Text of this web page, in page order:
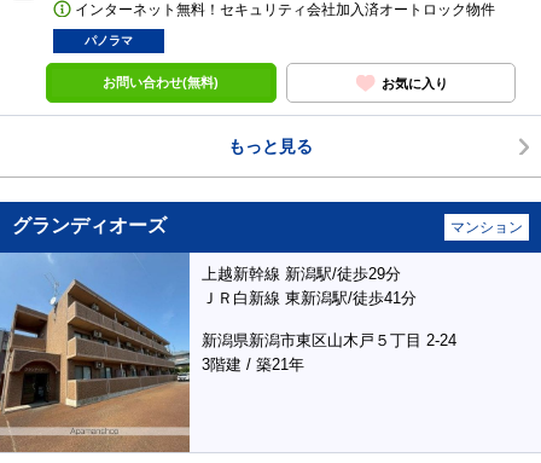
インターネット無料！セキュリティ会社加入済オートロック物件
パノラマ
お問い合わせ(無料) お気に入り
もっと見る
グランディオーズ マンション
上越新幹線 新潟駅/徒歩29分
ＪＲ白新線 東新潟駅/徒歩41分
新潟県新潟市東区山木戸５丁目 2-24
3階建 / 築21年